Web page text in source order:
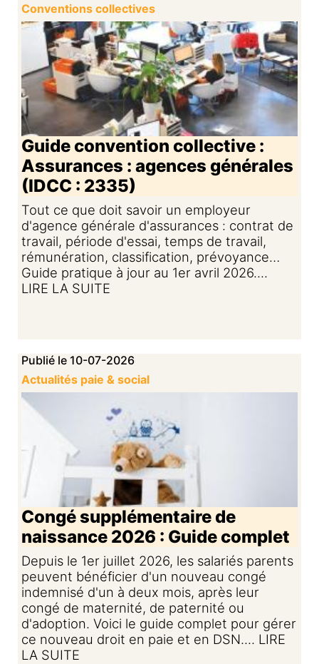
Conventions collectives
Guide convention collective :
Assurances : agences générales
(IDCC : 2335)
Tout ce que doit savoir un employeur
d'agence générale d'assurances : contrat de
travail, période d'essai, temps de travail,
rémunération, classification, prévoyance…
Guide pratique à jour au 1er avril 2026....
LIRE LA SUITE
Publié le 10-07-2026
Actualités paie & social
Congé supplémentaire de
naissance 2026 : Guide complet
Depuis le 1er juillet 2026, les salariés parents
peuvent bénéficier d'un nouveau congé
indemnisé d'un à deux mois, après leur
congé de maternité, de paternité ou
d'adoption. Voici le guide complet pour gérer
ce nouveau droit en paie et en DSN.... LIRE
LA SUITE